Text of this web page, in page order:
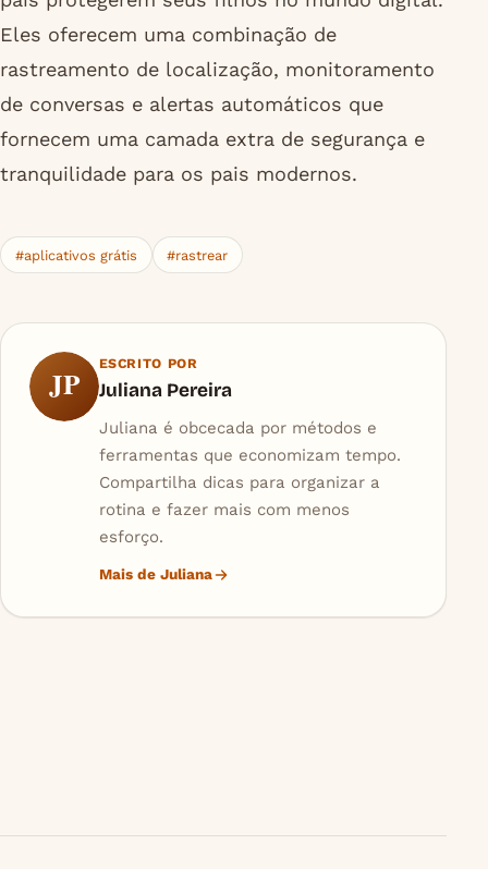
Eles oferecem uma combinação de
rastreamento de localização, monitoramento
de conversas e alertas automáticos que
fornecem uma camada extra de segurança e
tranquilidade para os pais modernos.
#aplicativos grátis #rastrear
JP
ESCRITO POR
Juliana Pereira
Juliana é obcecada por métodos e
ferramentas que economizam tempo.
Compartilha dicas para organizar a
rotina e fazer mais com menos
esforço.
Mais de Juliana